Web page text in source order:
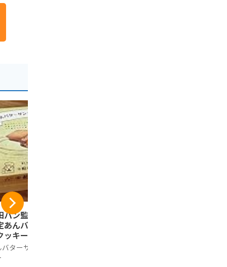
パン監修 岩手県
あんバターサン
ッキー 6個入り
ターサンドクッ